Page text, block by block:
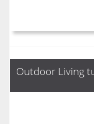
Outdoor Living